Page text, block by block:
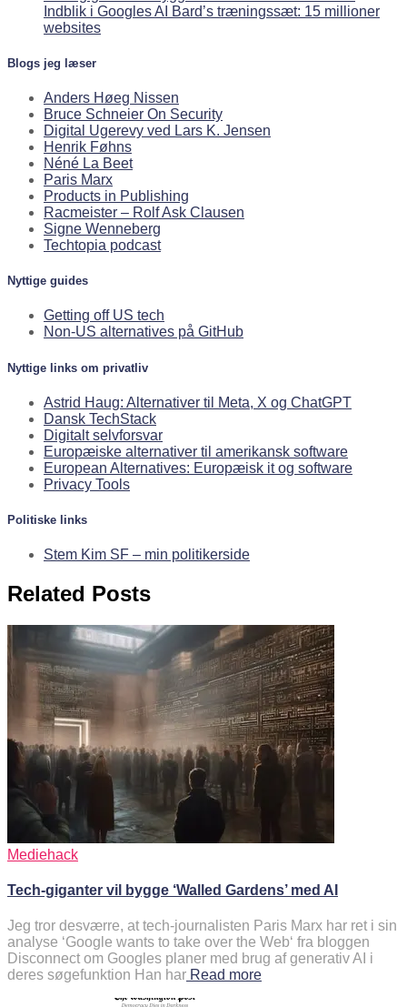
Indblik i Googles AI Bard’s træningssæt: 15 millioner
websites
Blogs jeg læser
Anders Høeg Nissen
Bruce Schneier On Security
Digital Ugerevy ved Lars K. Jensen
Henrik Føhns
Néné La Beet
Paris Marx
Products in Publishing
Racmeister – Rolf Ask Clausen
Signe Wenneberg
Techtopia podcast
Nyttige guides
Getting off US tech
Non-US alternatives på GitHub
Nyttige links om privatliv
Astrid Haug: Alternativer til Meta, X og ChatGPT
Dansk TechStack
Digitalt selvforsvar
Europæiske alternativer til amerikansk software
European Alternatives: Europæisk it og software
Privacy Tools
Politiske links
Stem Kim SF – min politikerside
Related Posts
Mediehack
Tech-giganter vil bygge ‘Walled Gardens’ med AI
Jeg tror desværre, at tech-journalisten Paris Marx har ret i sin
analyse ‘Google wants to take over the Web‘ fra bloggen
Disconnect om Googles planer med brug af generativ AI i
deres søgefunktion Han har Read more